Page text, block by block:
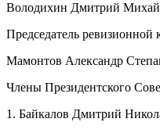
Володихин Дмитрий
Председатель ревизионной
Мамонтов Александр
Члены Президентского
1. Байкалов Дмитрий